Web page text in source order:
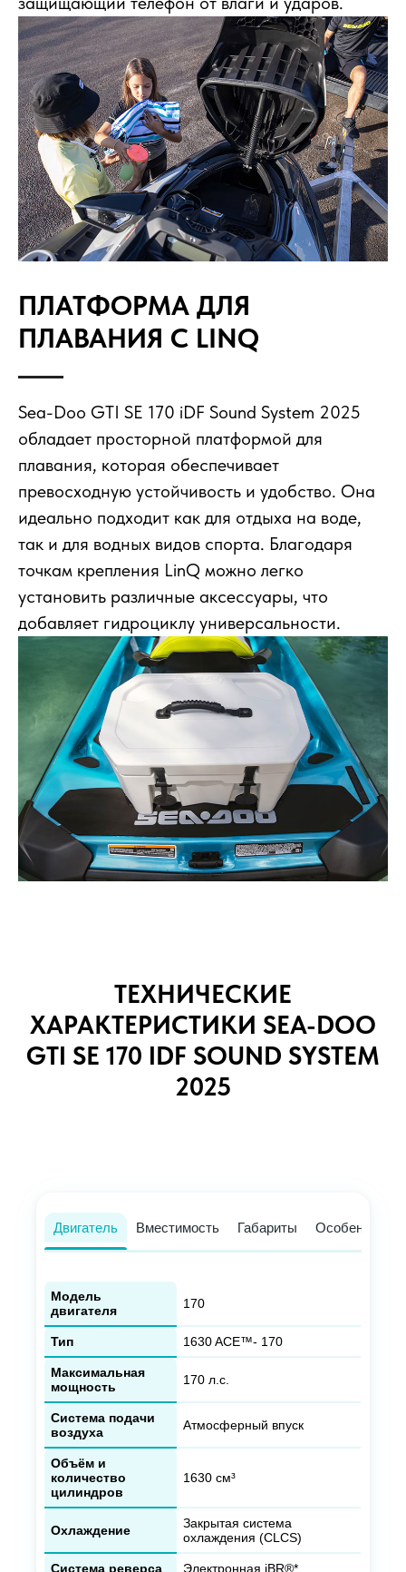
ПЛАТФОРМА ДЛЯ
ПЛАВАНИЯ С LINQ
Sea-Doo GTI SE 170 iDF Sound System 2025
обладает просторной платформой для
плавания, которая обеспечивает
превосходную устойчивость и удобство. Она
идеально подходит как для отдыха на воде,
так и для водных видов спорта. Благодаря
точкам крепления LinQ можно легко
установить различные аксессуары, что
добавляет гидроциклу универсальности.
ТЕХНИЧЕСКИЕ
ХАРАКТЕРИСТИКИ SEA-DOO
GTI SE 170 IDF SOUND SYSTEM
2025
Двигатель Вместимость Габариты Особенности
Модель
двигателя
170
Тип 1630 ACE™- 170
Максимальная
мощность
170 л.с.
Система подачи
воздуха
Атмосферный впуск
Объём и
количество
цилиндров
1630 см³
Охлаждение
Закрытая система
охлаждения (CLCS)
Система реверса Электронная iBR®*